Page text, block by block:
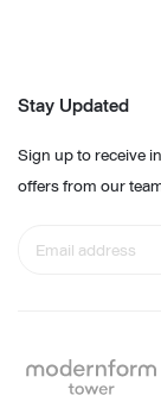
Stay Updated
Sign up to receive
offers from our